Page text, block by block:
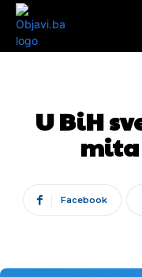
U BiH
mita
Facebook